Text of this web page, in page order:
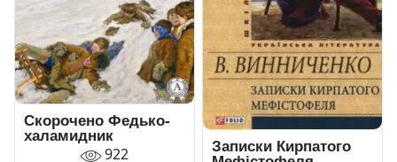
Скорочено Федько-
халамидник
922
Записки Кирпатого